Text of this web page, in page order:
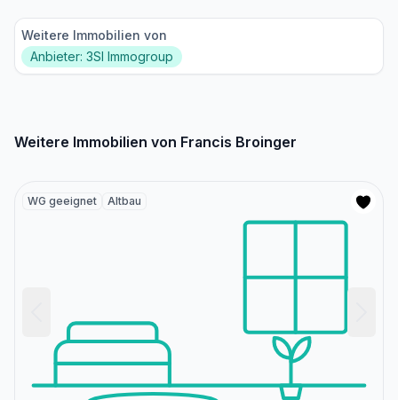
Weitere Immobilien von
Anbieter: 3SI Immogroup
Weitere Immobilien von Francis Broinger
WG geeignet Altbau